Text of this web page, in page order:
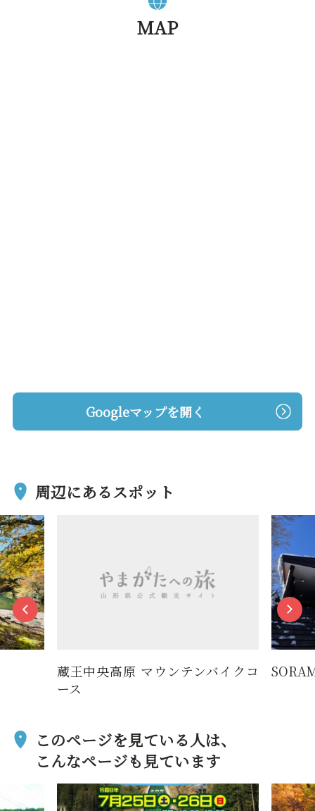
MAP
Googleマップを開く
周辺にあるスポット
蔵王中央高原 マウンテンバイクコ
ース
このページを見ている人は、
こんなページも見ています